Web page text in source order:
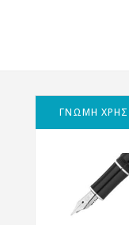
ΓΝΩΜΗ